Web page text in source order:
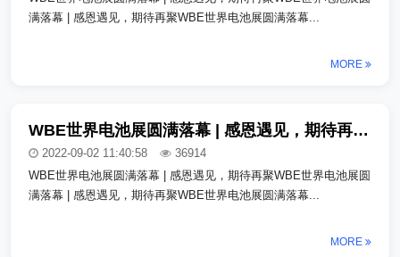
满落幕 | 感恩遇见，期待再聚WBE世界电池展圆满落幕...
MORE
WBE世界电池展圆满落幕 | 感恩遇见，期待再聚_copy_copy
2022-09-02 11:40:58
36914
WBE世界电池展圆满落幕 | 感恩遇见，期待再聚WBE世界电池展圆
满落幕 | 感恩遇见，期待再聚WBE世界电池展圆满落幕...
MORE